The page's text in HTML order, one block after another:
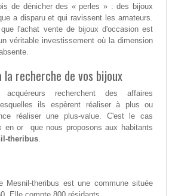
de dénicher des « perles » : des bijoux
a disparu et qui ravissent les amateurs.
l'achat vente de bijoux d'occasion est
véritable investissement où la dimension
la recherche de vos bijoux
recherchent des affaires
ils espèrent réaliser à plus ou
réaliser une plus-value. C'est le cas
en or que nous proposons aux habitants
theribus.
Mesnil-theribus est une commune située